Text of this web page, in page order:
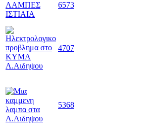
6573
4707
5368